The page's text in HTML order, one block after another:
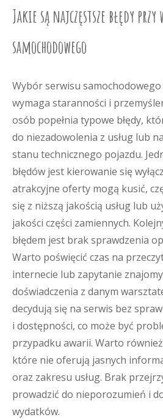
Jakie są najczęstsze błędy przy
samochodowego
Wybór serwisu
wymaga staranności i
osób popełnia typowe błędy,
do niezadowolenia z usług lub
stanu technicznego pojazdu.
błędów jest kierowanie się
atrakcyjne oferty mogą kusić,
się z niższą jakością usług lub
jakości części zamiennych.
błędem jest brak sprawdzenia
Warto poświęcić czas na
internecie lub zapytanie
doświadczenia z danym
decydują się na serwis bez
i dostępności, co może być
przypadku awarii. Warto
które nie oferują jasnych
oraz zakresu usług. Brak
prowadzić do nieporozumień i
wydatków.